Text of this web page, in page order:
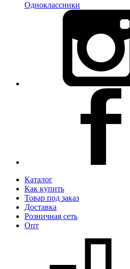
Одноклассники
Каталог
Как купить
Товар под заказ
Доставка
Розничная сеть
Опт